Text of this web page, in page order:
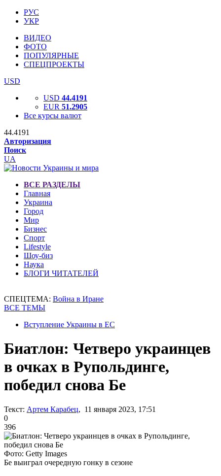
РУС
УКР
ВИДЕО
ФОТО
ПОПУЛЯРНЫЕ
СПЕЦПРОЕКТЫ
USD
USD 44.4191
EUR 51.2905
Все курсы валют
44.4191
Авторизация
Поиск
UA
ВСЕ РАЗДЕЛЫ
Главная
Украина
Город
Мир
Бизнес
Спорт
Lifestyle
Шоу-биз
Наука
БЛОГИ ЧИТАТЕЛЕЙ
СПЕЦТЕМА: Война в Иране
ВСЕ ТЕМЫ
Вступление Украины в ЕС
Биатлон: Четверо украинцев
в очках в Рупольдинге,
победил снова Бе
Текст: Артем Карабец, 11 января 2023, 17:51
0
396
Фото: Getty Images
Бе выиграл очередную гонку в сезоне